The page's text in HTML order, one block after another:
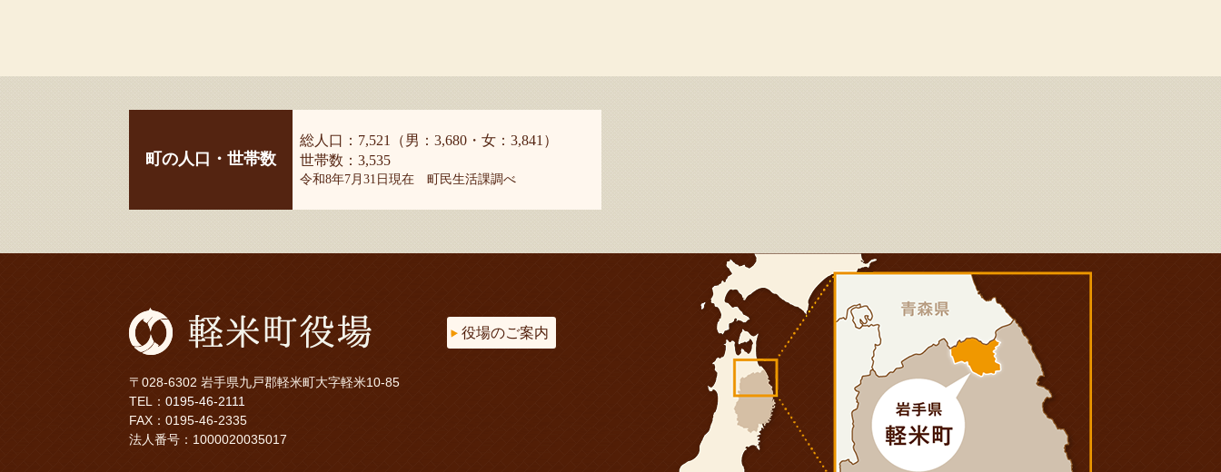
町の人口・世帯数
総人口：7,521（男：3,680・女：3,841）
世帯数：3,535
令和8年7月31日現在 町民生活課調べ
〒028-6302 岩手県九戸郡軽米町大字軽米10-85
TEL： 0195-46-2111
FAX：0195-46-2335
法人番号：1000020035017
役場のご案内